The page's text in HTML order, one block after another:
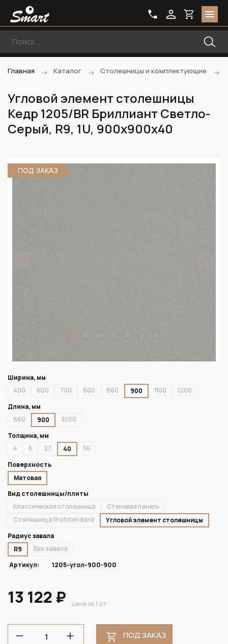
Главная Каталог Столешницы и комплектующие
Угловой элемент столешницы
Кедр 1205/BR Бриллиант Светло-
Серый, R9, 1U, 900х900х40
ПОД ЗАКАЗ
Ширина, мм
400
600 700 800 860 900 1100
1200
Длина, мм
860
900
3050
Толщина, мм
4
6 27 40
56
Поверхность
Матовая
Вид столешницы/плиты
Классическая столешница
Стеновая панель
Столешница Profstandard
Угловой элемент столешницы
Радиус завала
R9
Без завала
Артикул:
1205-угол-900-900
13 122 ₽ цена за 1 шт
ПОД ЗАКАЗ